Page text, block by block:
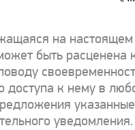
на настоящем
быть
доступа к нему в
уведомления.